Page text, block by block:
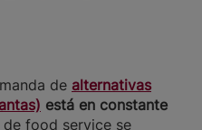
de alternativas
está en constante
food service se